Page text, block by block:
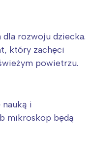
rozwoju dziecka.
który zachęci
powietrzu.
i
mikroskop będą